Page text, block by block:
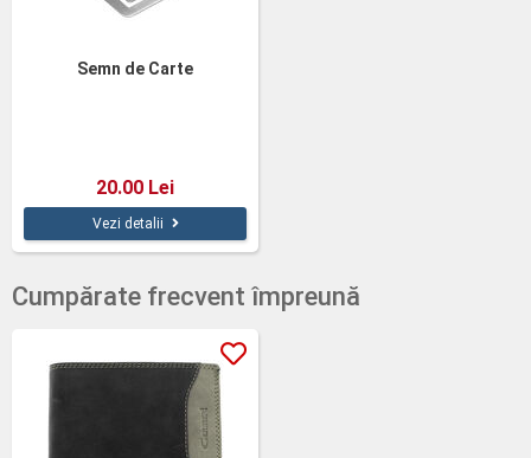
Semn de Carte
20.00 Lei
Vezi detalii
Cumpărate frecvent împreună